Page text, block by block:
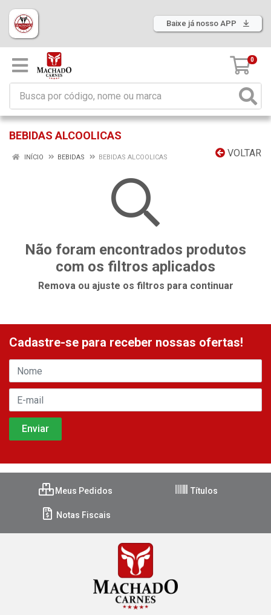
Baixe já nosso APP
0
BEBIDAS ALCOOLICAS
VOLTAR
INÍCIO BEBIDAS BEBIDAS ALCOOLICAS
Não foram encontrados produtos
com os filtros aplicados
Remova ou ajuste os filtros para continuar
Cadastre-se para receber nossas ofertas!
Meus Pedidos Títulos
Notas Fiscais